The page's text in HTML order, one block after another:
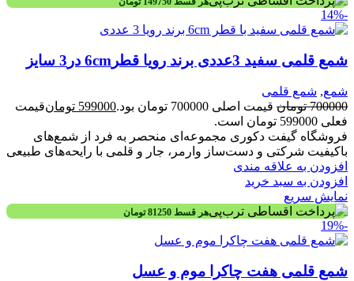
-14%
شمع قلمی سفید 3عددی برند رویا قطر6cm در3 سایز
شمع, شمع قلمی
700000 تومان قیمت اصلی 700000 تومان بود. 599000 تومانقیمت
فعلی 599000 تومان است.
فروشگاه گیفت دکوری مجموعه‌ای منحصر به فرد از شمع‌های
باکیفیت شرکتی و دست‌ساز وارمر، جار و قلمی با رایحه‌های طبیعی
افزودن به علاقه مندی
افزودن به سبد خرید
نمایش سریع
هر قسط 81250 تومان
-19%
شمع قلمی هفت چاکرا موم و عسل